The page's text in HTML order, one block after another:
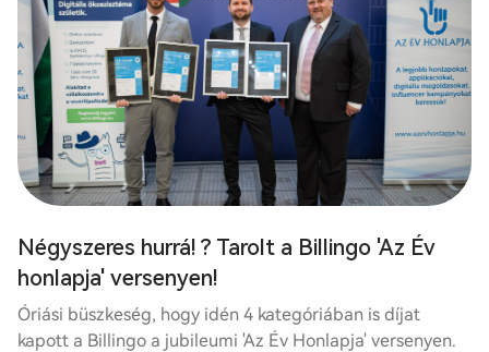
Négyszeres hurrá! ? Tarolt a Billingo 'Az Év
honlapja' versenyen!
Óriási büszkeség, hogy idén 4 kategóriában is díjat
kapott a Billingo a jubileumi 'Az Év Honlapja' versenyen.